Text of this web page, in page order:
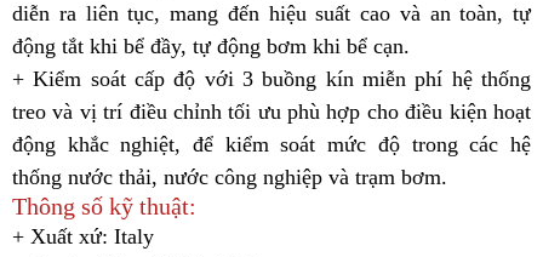
diễn ra liên tục, mang đến hiệu suất cao và an toàn, tự
động tắt khi bể đầy, tự động bơm khi bể cạn.
+ Kiểm soát cấp độ với 3 buồng kín miễn phí hệ thống
treo và vị trí điều chỉnh tối ưu phù hợp cho điều kiện hoạt
động khắc nghiệt, để kiểm soát mức độ trong các hệ
thống nước thải, nước công nghiệp và trạm bơm.
Thông số kỹ thuật:
+ Xuất xứ: Italy